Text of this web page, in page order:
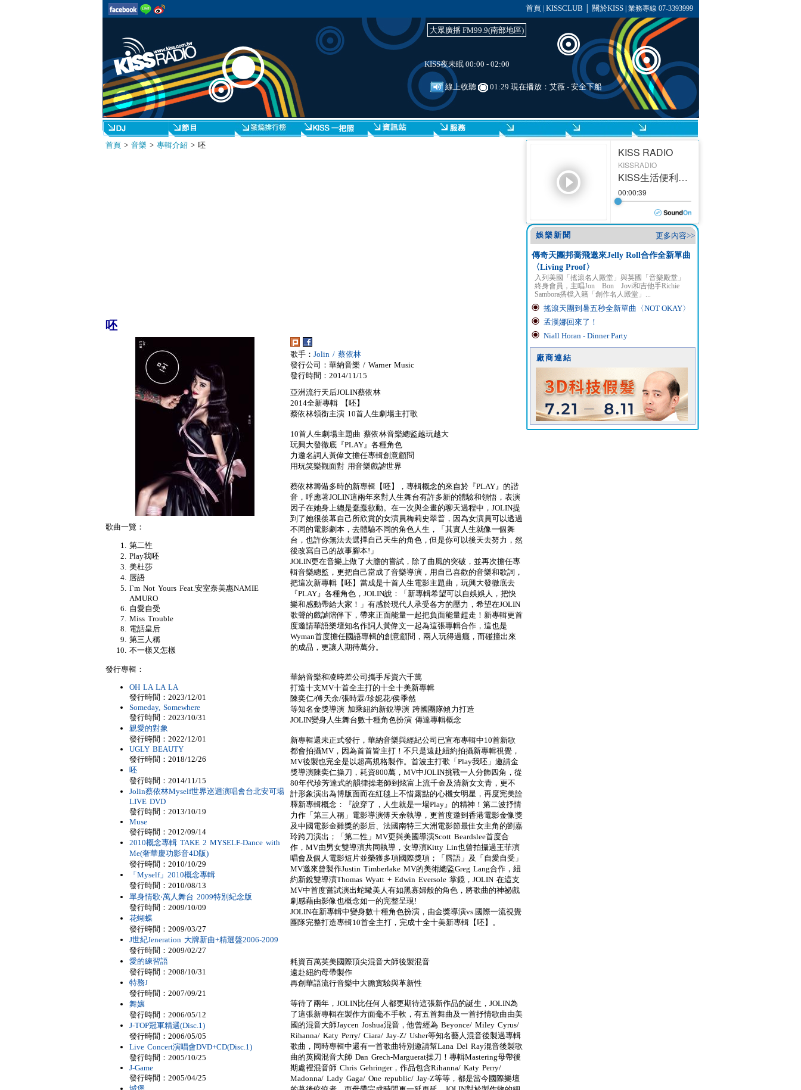
首頁 KISSCLUB 關於KISS| 業務專線 07-3393999
大眾廣播 FM99.9(南部地區)
KISS夜未眠 00:00 - 02:00
線上收聽 01:29 現在播放： 艾薇- 安全下船
首頁> 音樂> 專輯介紹 > 呸
呸
歌手： Jolin / 蔡依林
發行公司：華納音樂 / Warner Music
發行時間：2014/11/15
亞洲流行天后JOLIN蔡依林
2014全新專輯 【呸】
蔡依林領銜主演 10首人生劇場主打歌
10首人生劇場主題曲 蔡依林音樂總監越玩越大
玩興大發徹底『PLAY』各種角色
力邀名詞人黃偉文擔任專輯創意顧問
用玩笑樂觀面對 用音樂戲謔世界
蔡依林籌備多時的新專輯【呸】，專輯概念的來自於『PLAY』的諧
音，呼應著JOLIN這兩年來對人生舞台有許多新的體驗和領悟，表演
因子在她身上總是蠢蠢欲動。在一次與企畫的聊天過程中，JOLIN提
到了她很羨幕自己所欣賞的女演員梅莉史翠普，因為女演員可以透過
不同的電影劇本，去體驗不同的角色人生，「其實人生就像一個舞
台，也許你無法去選擇自己天生的角色，但是你可以後天去努力，然
後改寫自己的故事腳本!」
JOLIN更在音樂上做了大膽的嘗試，除了曲風的突破，並再次擔任專
輯音樂總監，更把自己當成了音樂導演，用自己喜歡的音樂和歌詞，
把這次新專輯【呸】當成是十首人生電影主題曲，玩興大發徹底去
『PLAY』各種角色，JOLIN說：「新專輯希望可以自娛娛人，把快
樂和感動帶給大家！」有感於現代人承受各方的壓力，希望在JOLIN
歌聲的戲謔陪伴下，帶來正面能量一起把負面能量趕走！新專輯更首
度邀請華語樂壇知名作詞人黃偉文一起為這張專輯合作，這也是
Wyman首度擔任國語專輯的創意顧問，兩人玩得過癮，而碰撞出來
的成品，更讓人期待萬分。
華納音樂和凌時差公司攜手斥資六千萬
打造十支MV十首全主打的十全十美新專輯
陳奕仁/傅天余/張時霖/珍妮花/侯季然
等知名金獎導演 加乘紐約新銳導演 跨國團隊傾力打造
JOLIN變身人生舞台數十種角色扮演 傳達專輯概念
新專輯還未正式發行，華納音樂與經紀公司已宣布專輯中10首新歌
都會拍攝MV，因為首首皆主打！不只是遠赴紐約拍攝新專輯視覺，
MV後製也完全是以超高規格製作。首波主打歌「Play我呸」邀請金
獎導演陳奕仁操刀，耗資800萬，MV中JOLIN挑戰一人分飾四角，從
80年代珍芳達式的韻律操老師到炫富上流千金及清新女文青，更不
計形象演出為博版面而在紅毯上不惜露點的心機女明星，再度完美詮
釋新專輯概念：『說穿了，人生就是一場Play』的精神！第二波抒情
力作「第三人稱」電影導演傅天余執導，更首度邀到香港電影金像獎
及中國電影金雞獎的影后、法國南特三大洲電影節最佳女主角的劉嘉
玲跨刀演出；「第二性」MV更與美國導演Scott Beardslee首度合
作，MV由男女雙導演共同執導，女導演Kitty Lin也曾拍攝過王菲演
唱會及個人電影短片並榮獲多項國際獎項；「唇語」及「自愛自受」
MV邀來曾製作Justin Timberlake MV的美術總監Greg Lang合作，紐
約新銳雙導演Thomas Wyatt + Edwin Eversole 掌鏡，JOLIN 在這支
MV中首度嘗試演出蛇蠍美人有如黑寡婦般的角色，將歌曲的神祕戲
劇感藉由影像也概念如一的完整呈現!
JOLIN在新專輯中變身數十種角色扮演，由金獎導演vs.國際一流視覺
團隊完整打造專輯10首全主打，完成十全十美新專輯【呸】。
耗資百萬英美國際頂尖混音大師後製混音
遠赴紐約母帶製作
再創華語流行音樂中大膽實驗與革新性
等待了兩年，JOLIN比任何人都更期待這張新作品的誕生，JOLIN為
了這張新專輯在製作方面毫不手軟，有五首舞曲及一首抒情歌曲由美
國的混音大師Jaycen Joshua混音，他曾經為 Beyonce/ Miley Cyrus/
Rihanna/ Katy Perry/ Ciara/ Jay-Z/ Usher等知名藝人混音後製過專輯
歌曲，同時專輯中還有一首歌曲特別邀請幫Lana Del Ray混音後製歌
曲的英國混音大師 Dan Grech-Marguerat操刀！專輯Mastering母帶後
期處裡混音師 Chris Gehringer，作品包含Rihanna/ Katy Perry/
Madonna/ Lady Gaga/ One republic/ Jay-Z等等，都是當今國際樂壇
歌曲一覽：
第二性
Play我呸
美杜莎
唇語
I`m Not Yours Feat.安室奈美惠NAMIE
AMURO
自愛自受
Miss Trouble
電話皇后
第三人稱
不一樣又怎樣
發行專輯：
OH LA LA LA
發行時間：2023/12/01
Someday, Somewhere
發行時間：2023/10/31
親愛的對象
發行時間：2022/12/01
UGLY BEAUTY
發行時間：2018/12/26
呸
發行時間：2014/11/15
Jolin蔡依林Myself世界巡迴演唱會台北安可場
LIVE DVD
發行時間：2013/10/19
Muse
發行時間：2012/09/14
2010概念專輯 TAKE 2 MYSELF-Dance with
Me(奢華慶功影音4D版)
發行時間：2010/10/29
「Myself」2010概念專輯
發行時間：2010/08/13
單身情歌‧萬人舞台 2009特別紀念版
發行時間：2009/10/09
花蝴蝶
發行時間：2009/03/27
J世紀Jeneration 大牌新曲+精選盤2006-2009
發行時間：2009/02/27
愛的練習語
發行時間：2008/10/31
特務J
發行時間：2007/09/21
舞孃
發行時間：2006/05/12
J-TOP冠軍精選(Disc.1)
發行時間：2006/05/05
Live Concert演唱會DVD+CD(Disc.1)
發行時間：2005/10/25
J-Game
發行時間：2005/04/25
更多內容>>
娛樂新聞
傳奇天團邦喬飛邀來Jelly Roll合作全新單曲
〈Living Proof〉
入列美國「搖滾名人殿堂」與英國「音樂殿堂」
終身會員，主唱Jon Bon Jovi和吉他手Richie
Sambora搭檔入籍「創作名人殿堂」...
搖滾天團到暑五秒全新單曲〈NOT OKAY〉
孟漢娜回來了！
Niall Horan - Dinner Party
廠商連結